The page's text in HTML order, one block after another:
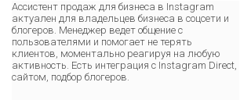
Ассистент продаж для бизнеса в Instagram
актуален для владельцев бизнеса в соцсети и
блогеров. Менеджер ведет общение с
пользователями и помогает не терять
клиентов, моментально реагируя на любую
активность. Есть интеграция с Instagram Direct,
сайтом, подбор блогеров.